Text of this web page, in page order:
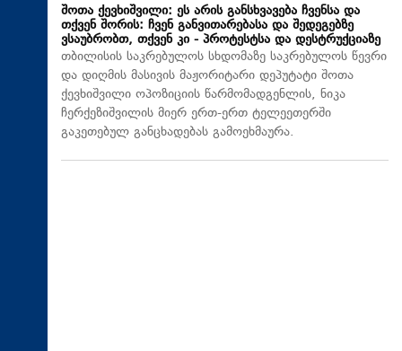
შოთა ქევხიშვილი: ეს არის განსხვავება ჩვენსა და
თქვენ შორის: ჩვენ განვითარებასა და შედეგებზე
ვსაუბრობთ, თქვენ კი - პროტესტსა და დესტრუქციაზე
თბილისის საკრებულოს სხდომაზე საკრებულოს წევრი
და დიღმის მასივის მაჟორიტარი დეპუტატი შოთა
ქევხიშვილი ოპოზიციის წარმომადგენლის, ნიკა
ჩერქეზიშვილის მიერ ერთ-ერთ ტელეეთერში
გაკეთებულ განცხადებას გამოეხმაურა.